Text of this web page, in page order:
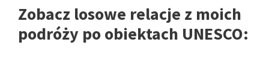
Zobacz losowe relacje z moich
podróży po obiektach UNESCO: